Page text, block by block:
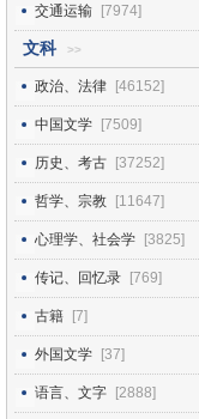
交通运输 [7974]
文科 >>
政治、法律 [46152]
中国文学 [7509]
历史、考古 [37252]
哲学、宗教 [11647]
心理学、社会学 [3825]
传记、回忆录 [769]
古籍 [7]
外国文学 [37]
语言、文字 [2888]